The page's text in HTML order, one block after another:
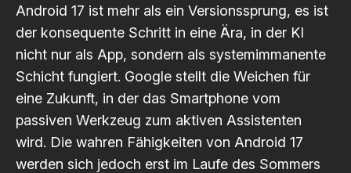
Android 17 ist mehr als ein Versionssprung, es ist
der konsequente Schritt in eine Ära, in der KI
nicht nur als App, sondern als systemimmanente
Schicht fungiert. Google stellt die Weichen für
eine Zukunft, in der das Smartphone vom
passiven Werkzeug zum aktiven Assistenten
wird. Die wahren Fähigkeiten von Android 17
werden sich jedoch erst im Laufe des Sommers